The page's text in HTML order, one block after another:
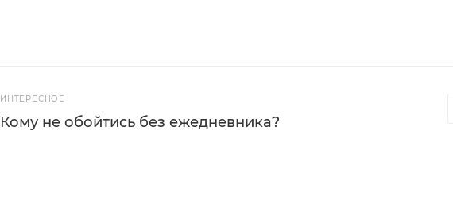
ИНТЕРЕСНОЕ
Кому не обойтись без ежедневника?